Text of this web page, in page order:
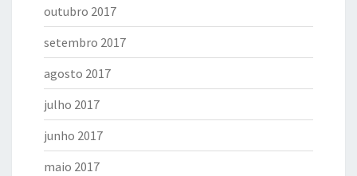
outubro 2017
setembro 2017
agosto 2017
julho 2017
junho 2017
maio 2017